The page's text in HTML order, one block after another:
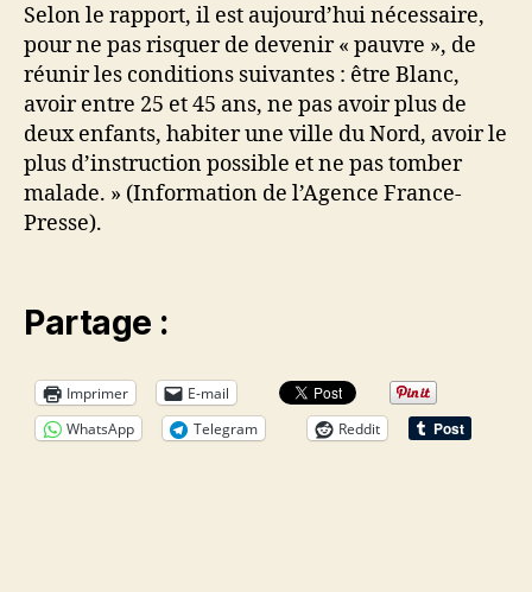
Selon le rapport, il est aujourd’hui nécessaire,
pour ne pas risquer de devenir « pauvre », de
réunir les conditions suivantes : être Blanc,
avoir entre 25 et 45 ans, ne pas avoir plus de
deux enfants, habiter une ville du Nord, avoir le
plus d’instruction possible et ne pas tomber
malade. » (Information de l’Agence France-
Presse).
Partage :
Imprimer
E-mail
WhatsApp
Telegram Reddit